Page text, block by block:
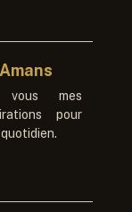
mes
pour